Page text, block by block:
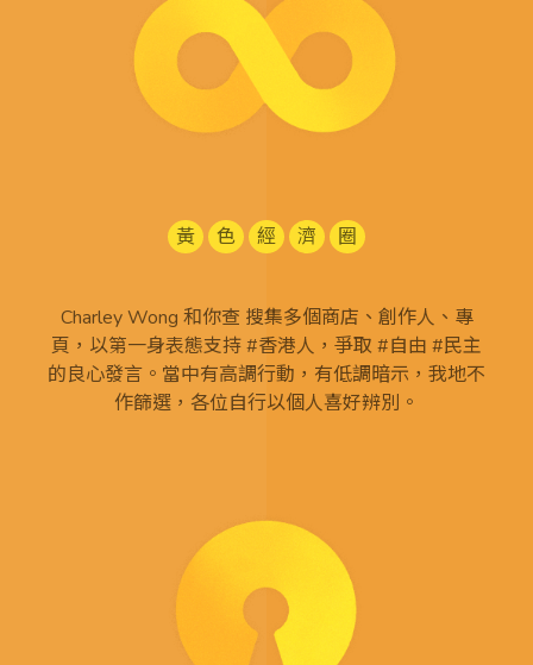
黃 色 經 濟 圈
Charley Wong 和你查 搜集多個商店、創作人、專
頁，以第一身表態支持 #香港人，爭取 #自由 #民主
的良心發言。當中有高調行動，有低調暗示，我地不
作篩選，各位自行以個人喜好辨別。